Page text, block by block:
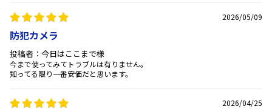
2026/05/09
防犯カメラ
投稿者：今日はここまで様
今まで使ってみてトラブルは有りません。
知ってる限り一番安価だと思います。
2026/04/25